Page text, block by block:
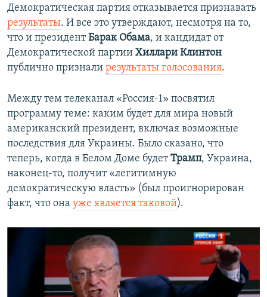
Демократическая партия отказывается признавать
результаты. И все это утверждают, несмотря на то,
что и президентБарак Обама, и кандидат от
Демократической партии Хиллари Клинтон
публично признали результаты голосования.
Между тем телеканал «Росcия-1» посвятил
программу теме: каким будет для мира новый
американский президент, включая возможные
последствия для Украины. Было сказано, что
теперь, когда в Белом Доме будетТрамп, Украина,
наконец-то, получит «легитимную
демократическую власть» (был проигнорирован
факт, что она уже является таковой).